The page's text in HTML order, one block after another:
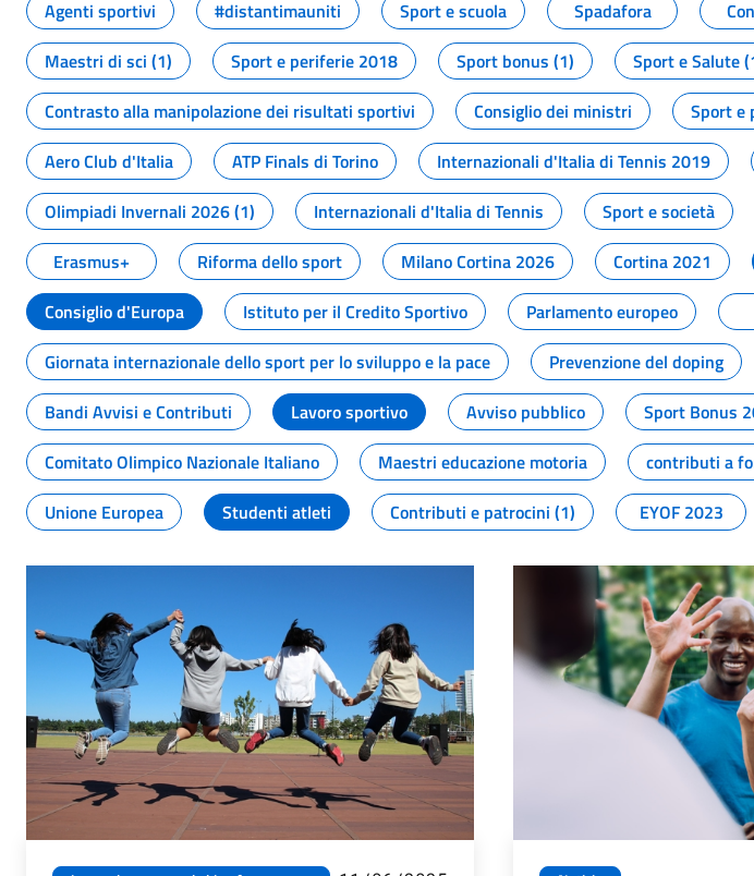
Agenti sportivi
#distantimauniti Sport e scuola Spadafora
Maestri di sci (1)
Sport e periferie 2018 Sport bonus (1) Sport e Salute
Contrasto alla manipolazione dei risultati sportivi
Consiglio dei ministri Sport e
Aero Club d'Italia
ATP Finals di Torino Internazionali d'Italia di Tennis 2019
Olimpiadi Invernali 2026 (1)
Internazionali d'Italia di Tennis Sport e società
Erasmus+
Riforma dello sport Milano Cortina 2026 Cortina 2021
Consiglio d'Europa
Istituto per il Credito Sportivo Parlamento europeo
Giornata internazionale dello sport per lo sviluppo e la pace
Prevenzione del doping
Bandi Avvisi e Contributi
Lavoro sportivo Avviso pubblico Sport Bonus
Comitato Olimpico Nazionale Italiano
Maestri educazione motoria contributi a
Unione Europea
Studenti atleti Contributi e patrocini (1) EYOF 2023